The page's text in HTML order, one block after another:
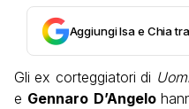
Aggiungi Isa e Chia
Gli ex corteggiatori di
e Gennaro D’Angelo